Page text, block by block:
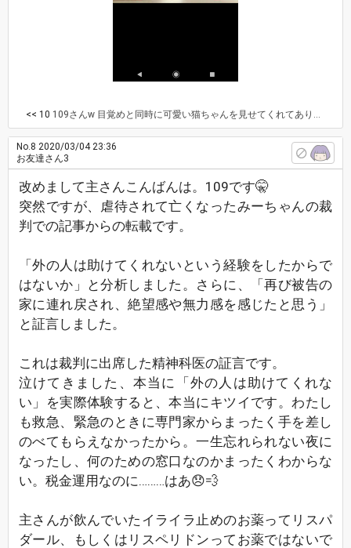
<< 10 109さんw 目覚めと同時に可愛い猫ちゃんを見せてくれてありがとう😸💓 これからも、109さんと呼べば良いのかなー？ それともお友達3さんがいい？ とりあえず、目覚めの野菜ジュース1杯作ったから飲むね。にゃんにゃん😸
No.8 2020/03/04 23:36
お友達さん3
改めまして主さんこんばんは。109です🤫
突然ですが、虐待されて亡くなったみーちゃんの裁
判での記事からの転載です。
「外の人は助けてくれないという経験をしたからで
はないか」と分析しました。さらに、「再び被告の
家に連れ戻され、絶望感や無力感を感じたと思う」
と証言しました。
これは裁判に出席した精神科医の証言です。
泣けてきました、本当に「外の人は助けてくれな
い」を実際体験すると、本当にキツイです。わたし
も救急、緊急のときに専門家からまったく手を差し
のべてもらえなかったから。一生忘れられない夜に
なったし、何のための窓口なのかまったくわからな
い。税金運用なのに………はあ😞💨
主さんが飲んでいたイライラ止めのお薬ってリスパ
ダール、もしくはリスペリドンってお薬ではないで